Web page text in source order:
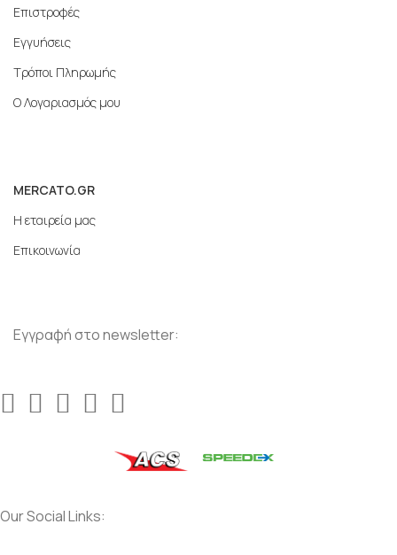
Επιστροφές
Εγγυήσεις
Τρόποι Πληρωμής
Ο Λογαριασμός μου
MERCATO.GR
Η εταιρεία μας
Επικοινωνία
Εγγραφή στο newsletter:
Our Social Links: